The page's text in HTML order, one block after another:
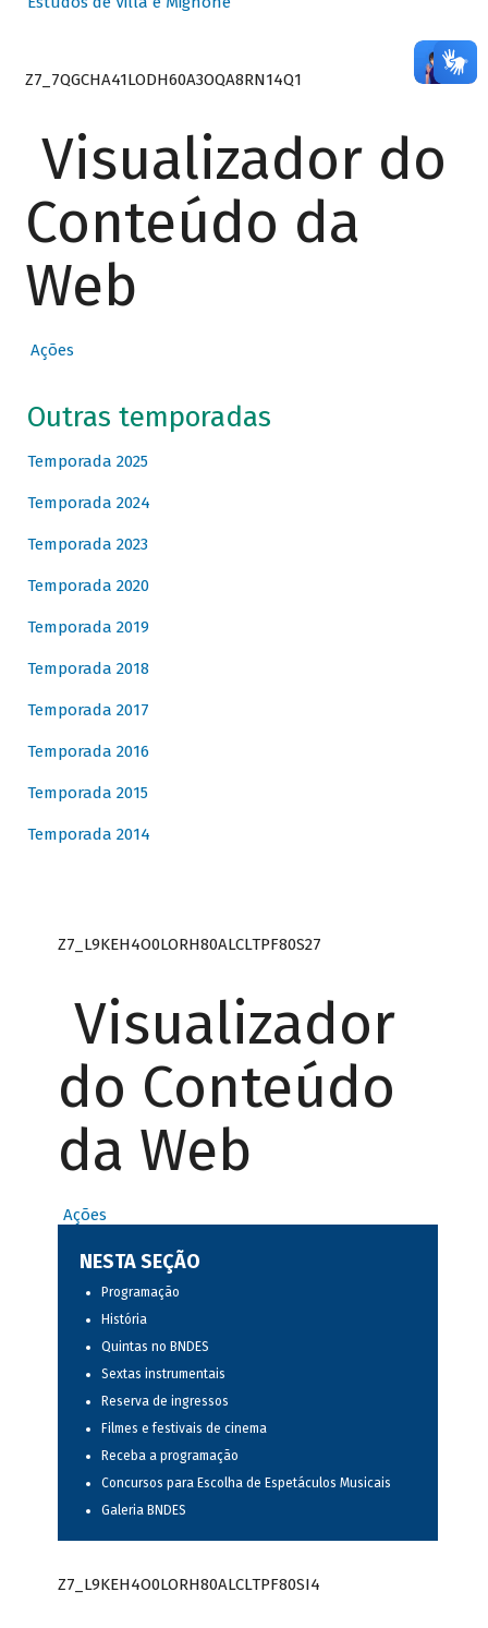
Z7_7QGCHA41LODH60A3OQA8RN14Q1
Visualizador do
Conteúdo da
Web
Ações
Outras temporadas
Temporada 2025
Temporada 2024
Temporada 2023
Temporada 2020
Temporada 2019
Temporada 2018
Temporada 2017
Temporada 2016
Temporada 2015
Temporada 2014
Z7_L9KEH4O0LORH80ALCLTPF80S27
Visualizador
do Conteúdo
da Web
Ações
NESTA SEÇÃO
Programação
História
Quintas no BNDES
Sextas instrumentais
Reserva de ingressos
Filmes e festivais de cinema
Receba a programação
Concursos para Escolha de Espetáculos Musicais
Galeria BNDES
Z7_L9KEH4O0LORH80ALCLTPF80SI4